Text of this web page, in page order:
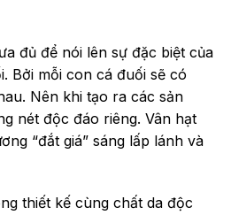
đủ để nói lên sự đặc biệt của
Bởi mỗi con cá đuối sẽ có
Nên khi tạo ra các sản
nét độc đáo riêng. Vân hạt
“đắt giá” sáng lấp lánh và
thiết kế cùng chất da độc